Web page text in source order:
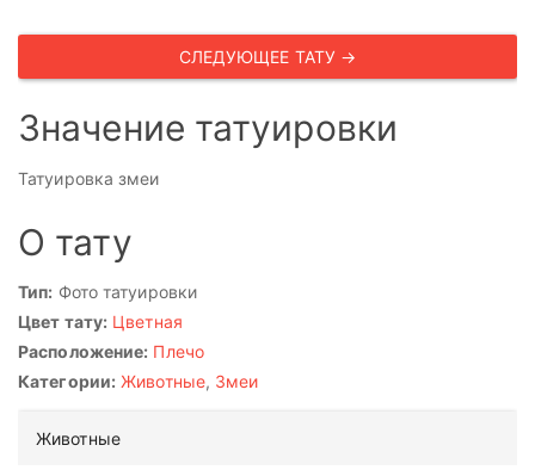
СЛЕДУЮЩЕЕ ТАТУ →
Значение татуировки
Татуировка змеи
О тату
Тип: Фото татуировки
Цвет тату: Цветная
Расположение: Плечо
Категории: Животные, Змеи
Животные